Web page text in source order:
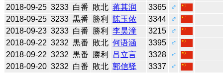
2018-09-25 3233 白番 敗北 蒋其润 3365
♂
2018-09-25 3233 黒番 勝利 陈玉侬 3344
♂
2018-09-23 3233 白番 勝利 李昊潼 3215
♂
2018-09-22 3232 黒番 敗北 何语涵 3395
♂
2018-09-22 3232 黒番 勝利 吕立言 3328
♂
2018-09-20 3232 白番 敗北 郭信驿 3337
♂